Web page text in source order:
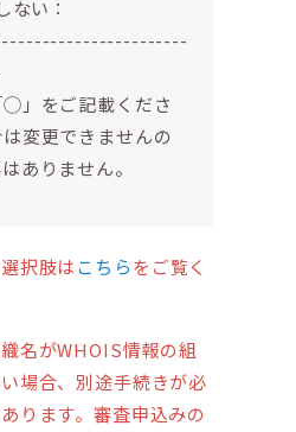
ない：
」をご記載くださ
変更できませんの
ありません。
択肢はこちらをご覧く
名がWHOIS情報の組
場合、別途手続きが必
ります。審査申込みの